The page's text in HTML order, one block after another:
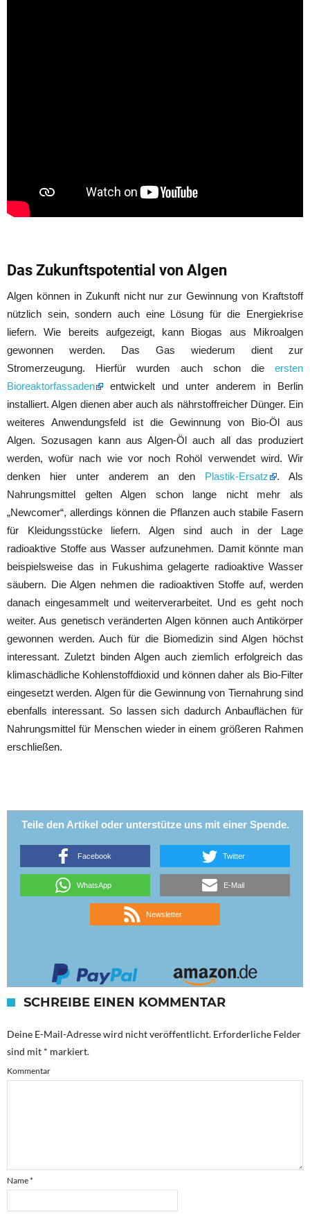
Das Zukunftspotential von Algen
Algen können in Zukunft nicht nur zur Gewinnung von Kraftstoff
nützlich sein, sondern auch eine Lösung für die Energiekrise
liefern. Wie bereits aufgezeigt, kann Biogas aus Mikroalgen
gewonnen werden. Das Gas wiederum dient zur
Stromerzeugung. Hierfür wurden auch schon die ersten
Bioreaktorfassaden
entwickelt und unter anderem in Berlin
installiert. Algen dienen aber auch als nährstoffreicher Dünger. Ein
weiteres Anwendungsfeld ist die Gewinnung von Bio-Öl aus
Algen. Sozusagen kann aus Algen-Öl auch all das produziert
werden, wofür nach wie vor noch Rohöl verwendet wird. Wir
denken hier unter anderem an den Plastik-Ersatz
. Als
Nahrungsmittel gelten Algen schon lange nicht mehr als
„Newcomer“, allerdings können die Pflanzen auch stabile Fasern
für Kleidungsstücke liefern. Algen sind auch in der Lage
radioaktive Stoffe aus Wasser aufzunehmen. Damit könnte man
beispielsweise das in Fukushima gelagerte radioaktive Wasser
säubern. Die Algen nehmen die radioaktiven Stoffe auf, werden
danach eingesammelt und weiterverarbeitet. Und es geht noch
weiter. Aus genetisch veränderten Algen können auch Antikörper
gewonnen werden. Auch für die Biomedizin sind Algen höchst
interessant. Zuletzt binden Algen auch ziemlich erfolgreich das
klimaschädliche Kohlenstoffdioxid und können daher als Bio-Filter
eingesetzt werden. Algen für die Gewinnung von Tiernahrung sind
ebenfalls interessant. So lassen sich dadurch Anbauflächen für
Nahrungsmittel für Menschen wieder in einem größeren Rahmen
erschließen.
Teile den Artikel oder unterstütze uns mit einer Spende.
Facebook Twitter
WhatsApp E-Mail
Newsletter
SCHREIBE EINEN KOMMENTAR
Deine E-Mail-Adresse wird nicht veröffentlicht. Erforderliche Felder
sind mit * markiert.
Kommentar
Name*